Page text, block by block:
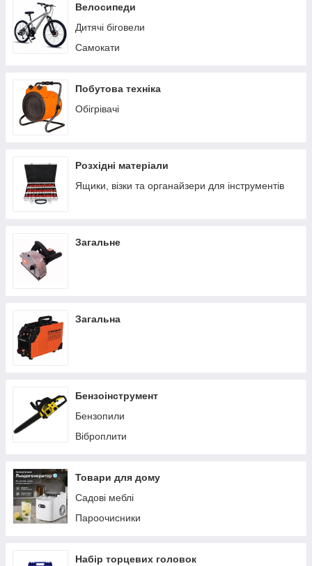
Теплиці/парники
Вольєри
Ручні сівалки
Велосипеди
Дитячі біговели
Самокати
Побутова техніка
Обігрівачі
Розхідні матеріали
Ящики, візки та органайзери для інструментів
Загальне
Загальна
Бензоінструмент
Бензопили
Віброплити
Товари для дому
Садові меблі
Пароочисники
Набір торцевих головок